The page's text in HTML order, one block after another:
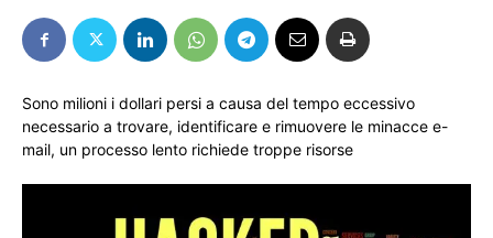
Sono milioni i dollari persi a causa del tempo eccessivo
necessario a trovare, identificare e rimuovere le minacce e-
mail, un processo lento richiede troppe risorse